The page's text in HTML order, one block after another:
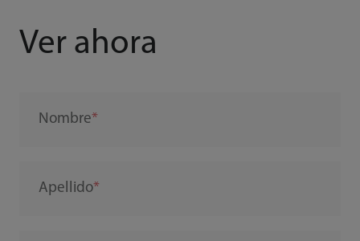
Ver ahora
Nombre
Apellido